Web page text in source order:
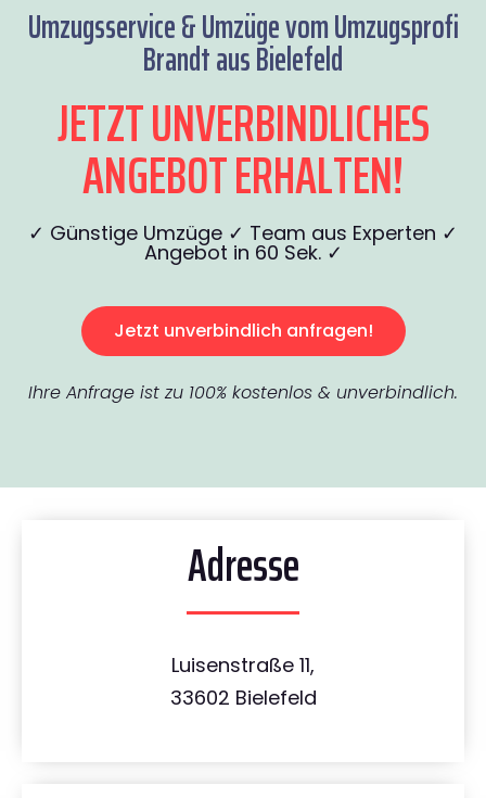
Umzugsservice & Umzüge vom Umzugsprofi
Brandt aus Bielefeld
JETZT UNVERBINDLICHES
ANGEBOT ERHALTEN!
✓ Günstige Umzüge ✓ Team aus Experten ✓
Angebot in 60 Sek. ✓
Jetzt unverbindlich anfragen!
Ihre Anfrage ist zu 100% kostenlos & unverbindlich.
Adresse
Luisenstraße 11,
33602 Bielefeld